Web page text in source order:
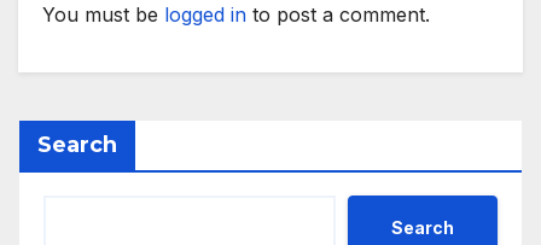
You must be logged in to post a comment.
Search
Search